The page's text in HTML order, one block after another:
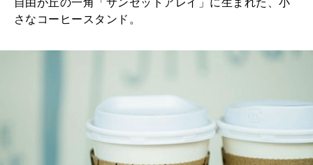
自由が丘の一角「サンセットアレイ」に生まれた、小
さなコーヒースタンド。